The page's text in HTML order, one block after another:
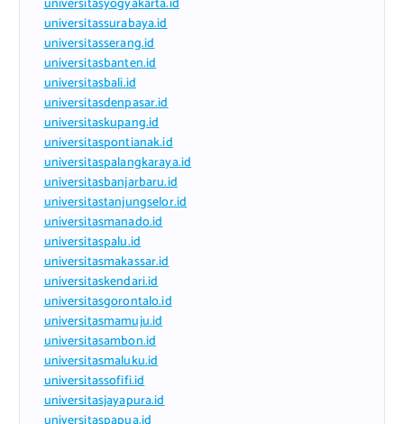
universitassurabaya.id
universitasserang.id
universitasbanten.id
universitasbali.id
universitasdenpasar.id
universitaskupang.id
universitaspontianak.id
universitaspalangkaraya.id
universitasbanjarbaru.id
universitastanjungselor.id
universitasmanado.id
universitaspalu.id
universitasmakassar.id
universitaskendari.id
universitasgorontalo.id
universitasmamuju.id
universitasambon.id
universitasmaluku.id
universitassofifi.id
universitasjayapura.id